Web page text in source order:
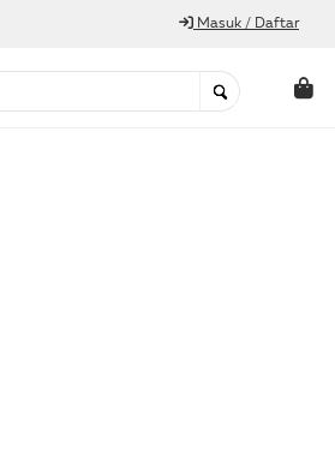
Masuk / Daftar